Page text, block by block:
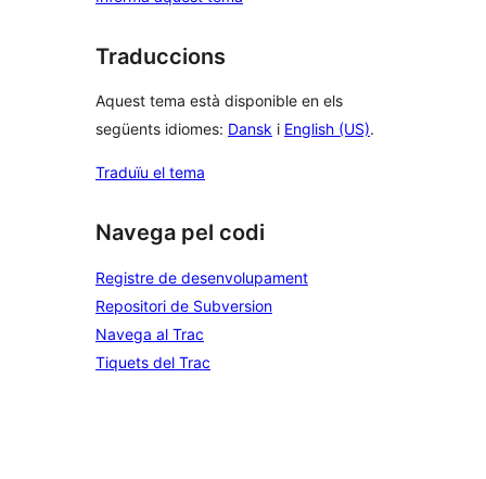
Traduccions
Aquest tema està disponible en els
següents idiomes: Dansk i English (US).
Traduïu el tema
Navega pel codi
Registre de desenvolupament
Repositori de Subversion
Navega al Trac
Tiquets del Trac